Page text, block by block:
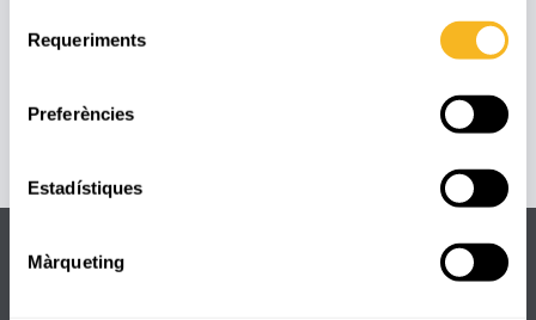
Requeriments
Preferències
Estadístiques
Màrqueting